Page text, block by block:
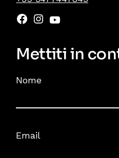
Mettiti in
Nome
Email